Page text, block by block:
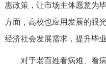
惠政策，让市场主体愿意为
方面，高校也应用发展的眼
经济社会发展需求，提升毕
对于老百姓看病难、看